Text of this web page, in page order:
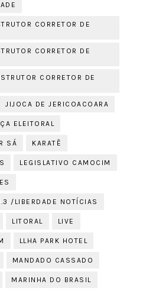
CORRETOR DE
CORRETOR DE
CORRETOR DE
JIJOCA DE JERICOACOARA
ELEITORAL
SÁ KARATÊ
LEGISLATIVO CAMOCIM
/LIBERDADE NOTÍCIAS
LITORAL LIVE
LLHA PARK HOTEL
MANDADO CASSADO
MARINHA DO BRASIL